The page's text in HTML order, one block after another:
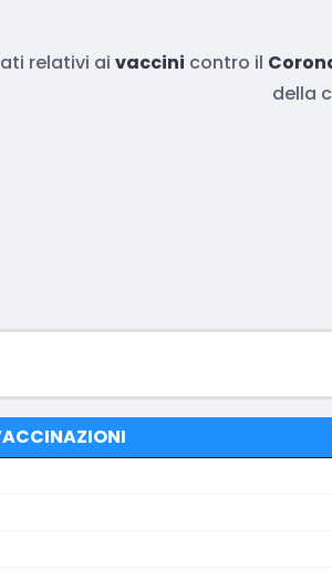
relativi ai vaccini contro il
della